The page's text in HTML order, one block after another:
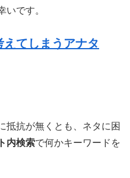
いです。
てしまうアナタ
抵抗が無くとも、ネタに困
内検索で何かキーワードを